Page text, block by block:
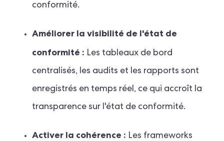
conformité.
Améliorer la visibilité de l'état de
conformité : Les tableaux de bord
centralisés, les audits et les rapports sont
enregistrés en temps réel, ce qui accroît la
transparence sur l'état de conformité.
Activer la cohérence : Les frameworks